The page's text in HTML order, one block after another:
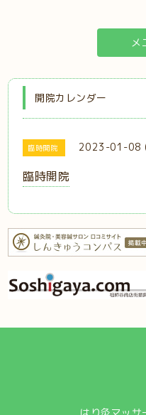
メ
開院カレンダー
臨時開院 2023-01-08
臨時開院